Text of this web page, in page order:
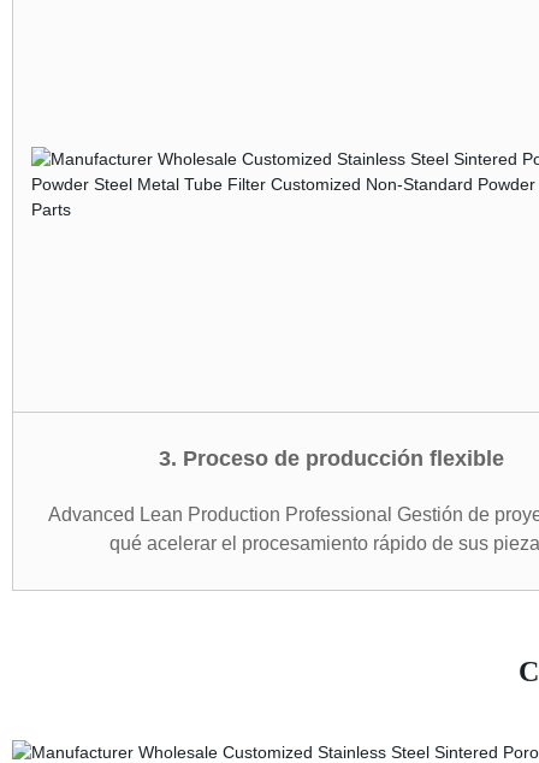
3. Proceso de producción flexible
Advanced Lean Production Professional Gestión de
qué acelerar el procesamiento rápido de sus